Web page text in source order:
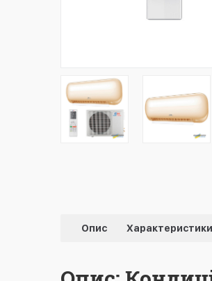
Опис Характеристики